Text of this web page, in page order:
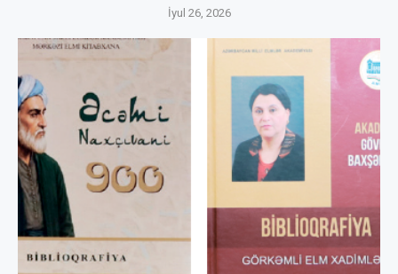
İyul 26, 2026